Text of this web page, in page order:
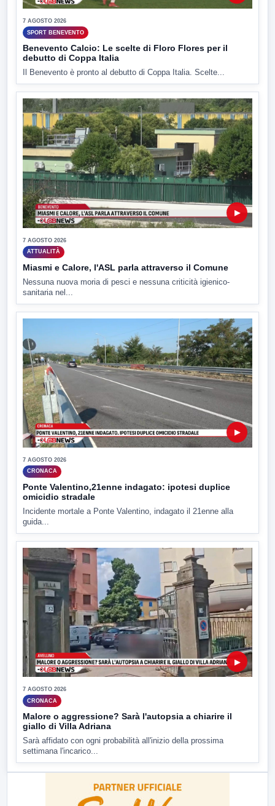
7 AGOSTO 2026
SPORT BENEVENTO
Benevento Calcio: Le scelte di Floro Flores per il
debutto di Coppa Italia
Il Benevento è pronto al debutto di Coppa Italia. Scelte...
▶
7 AGOSTO 2026
ATTUALITÀ
Miasmi e Calore, l'ASL parla attraverso il Comune
Nessuna nuova moria di pesci e nessuna criticità igienico-
sanitaria nel...
▶
7 AGOSTO 2026
CRONACA
Ponte Valentino,21enne indagato: ipotesi duplice
omicidio stradale
Incidente mortale a Ponte Valentino, indagato il 21enne alla
guida...
▶
7 AGOSTO 2026
CRONACA
Malore o aggressione? Sarà l'autopsia a chiarire il
giallo di Villa Adriana
Sarà affidato con ogni probabilità all'inizio della prossima
settimana l'incarico...